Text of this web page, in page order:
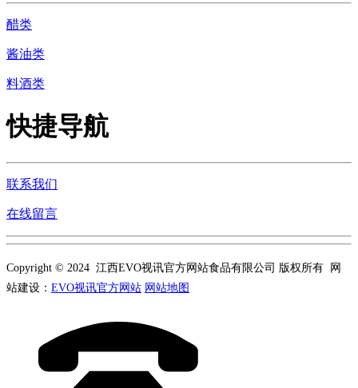
醋类
酱油类
料酒类
快捷导航
联系我们
在线留言
Copyright © 2024 江西EVO视讯官方网站食品有限公司 版权所有 网
站建设： EVO视讯官方网站 网站地图